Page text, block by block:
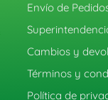
Envío de
Cambios y
Términos y
Política de